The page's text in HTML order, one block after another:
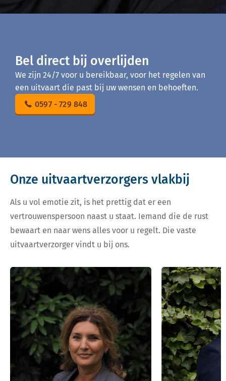
Bel direct bij overlijden
We zijn 24/7 voor u bereikbaar, voor het regelen van
een uitvaart die past bij uw wensen en behoeften.
0597 - 729 848
Onze uitvaartverzorgers vlakbij
Als u vol emotie zit, is het prettig dat er een
vertrouwenspersoon naast u staat. Iemand die de rust
bewaart en naar wens alles voor u regelt. Die vaste
uitvaartverzorger vindt u bij ons.